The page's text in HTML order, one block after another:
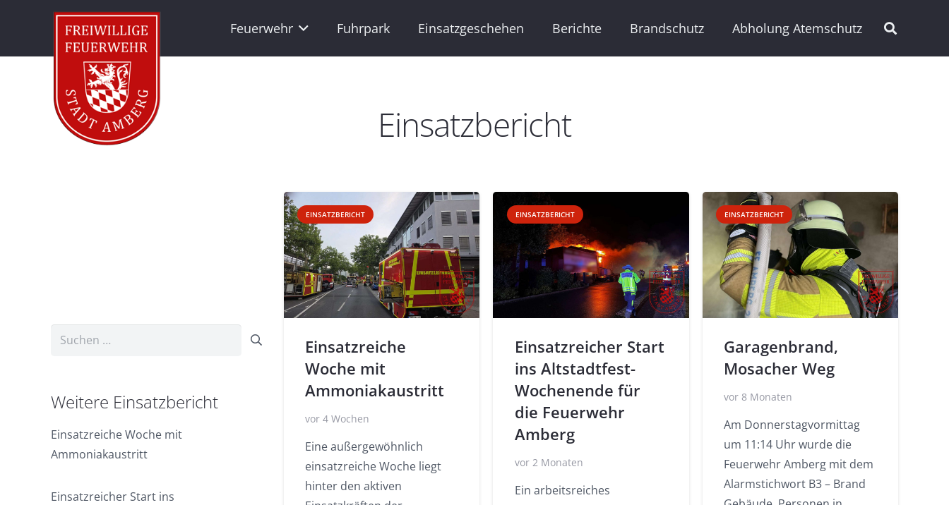
Feuerwehr Fuhrpark Einsatzgeschehen Berichte Brandschutz Abholung Atemschutz
Einsatzbericht
EINSATZBERICHT
Einsatzreiche
Woche mit
Ammoniakaustritt
vor 4 Wochen
Eine außergewöhnlich
einsatzreiche Woche liegt
hinter den aktiven
EINSATZBERICHT
Einsatzreicher Start
ins Altstadtfest-
Wochenende für
die Feuerwehr
Amberg
vor 2 Monaten
Ein arbeitsreiches
EINSATZBERICHT
Garagenbrand,
Mosacher Weg
vor 8 Monaten
Am Donnerstagvormittag
um 11:14 Uhr wurde die
Feuerwehr Amberg mit dem
Alarmstichwort B3 – Brand
Suchen
Weitere Einsatzbericht
Einsatzreiche Woche mit
Ammoniakaustritt
Einsatzreicher Start ins